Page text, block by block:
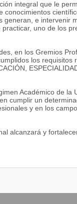
integral que le
conocimientos
generan, e intervenir
uno de los
en los Gremios
los
Académico de la
cumplir un
y en los
alcanzará y
para lograr